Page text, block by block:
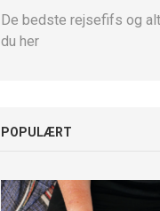
De bedste rejsefifs og
du her
POPULÆRT